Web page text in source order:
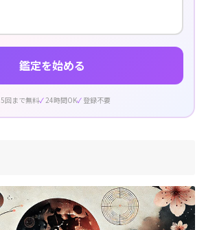
鑑定を始める
5回まで無料 24時間OK 登録不要